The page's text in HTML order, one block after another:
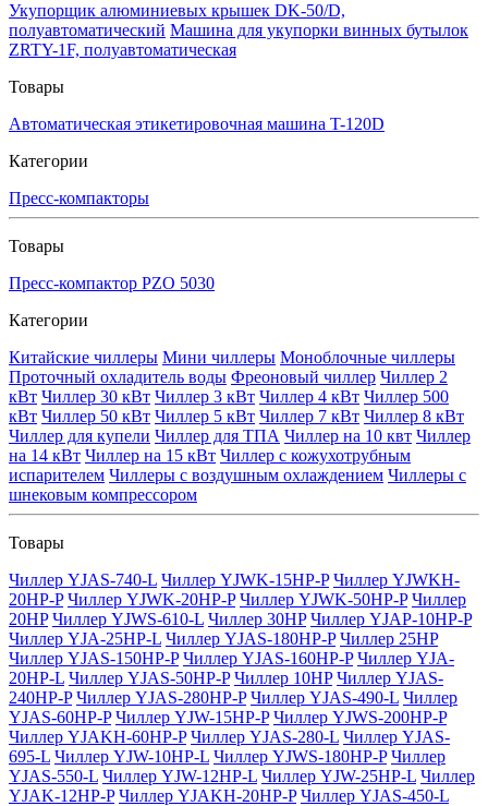
Укупорщик алюминиевых крышек DK-50/D,
полуавтоматический Машина для укупорки винных бутылок
ZRTY-1F, полуавтоматическая
Товары
Автоматическая этикетировочная машина T-120D
Категории
Пресс-компакторы
Товары
Пресс-компактор PZO 5030
Категории
Китайские чиллеры Мини чиллеры Моноблочные чиллеры
Проточный охладитель воды Фреоновый чиллер Чиллер 2
кВт Чиллер 30 кВт Чиллер 3 кВт Чиллер 4 кВт Чиллер 500
кВт Чиллер 50 кВт Чиллер 5 кВт Чиллер 7 кВт Чиллер 8 кВт
Чиллер для купели Чиллер для ТПА Чиллер на 10 квт Чиллер
на 14 кВт Чиллер на 15 кВт Чиллер с кожухотрубным
испарителем Чиллеры с воздушным охлаждением Чиллеры с
шнековым компрессором
Товары
Чиллер YJAS-740-L Чиллер YJWK-15HP-P Чиллер YJWKH-
20HP-P Чиллер YJWK-20HP-P Чиллер YJWK-50HP-P Чиллер
20HP Чиллер YJWS-610-L Чиллер 30HP Чиллер YJAP-10HP-P
Чиллер YJA-25HP-L Чиллер YJAS-180HP-P Чиллер 25HP
Чиллер YJAS-150HP-P Чиллер YJAS-160HP-P Чиллер YJA-
20HP-L Чиллер YJAS-50HP-P Чиллер 10HP Чиллер YJAS-
240HP-P Чиллер YJAS-280HP-P Чиллер YJAS-490-L Чиллер
YJAS-60HP-P Чиллер YJW-15HP-P Чиллер YJWS-200HP-P
Чиллер YJAKH-60HP-P Чиллер YJAS-280-L Чиллер YJAS-
695-L Чиллер YJW-10HP-L Чиллер YJWS-180HP-P Чиллер
YJAS-550-L Чиллер YJW-12HP-L Чиллер YJW-25HP-L Чиллер
YJAK-12HP-P Чиллер YJAKH-20HP-P Чиллер YJAS-450-L